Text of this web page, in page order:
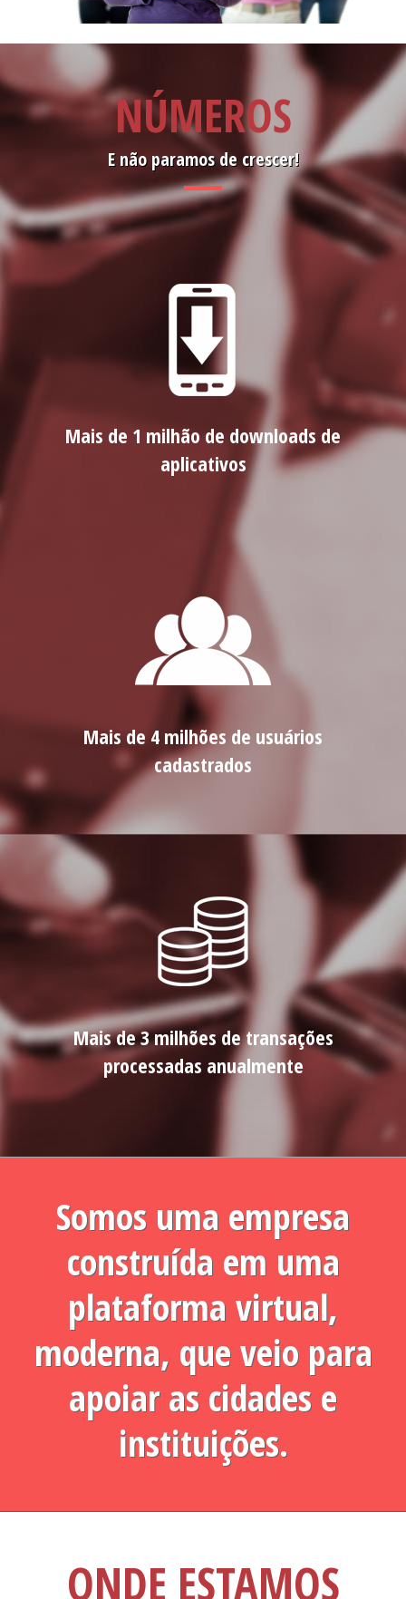
NÚMEROS
E não paramos de crescer!
Mais de 1 milhão de downloads de
aplicativos
Mais de 4 milhões de usuários
cadastrados
Mais de 3 milhões de transações
processadas anualmente
Somos uma empresa
construída em uma
plataforma virtual,
moderna, que veio para
apoiar as cidades e
instituições.
ONDE ESTAMOS